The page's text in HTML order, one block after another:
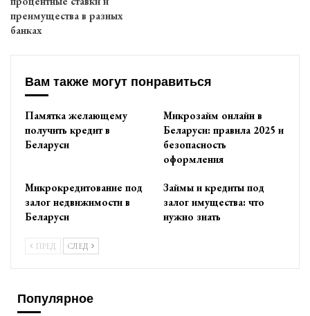
преимущества в разных
банках
Вам также могут понравиться
Памятка желающему
получить кредит в
Беларуси
Микрозайм онлайн в
Беларуси: правила 2025 и
безопасность
оформления
Микрокредитование под
залог недвижимости в
Беларуси
Займы и кредиты под
залог имущества: что
нужно знать
ПРЕД СЛЕД
Популярное